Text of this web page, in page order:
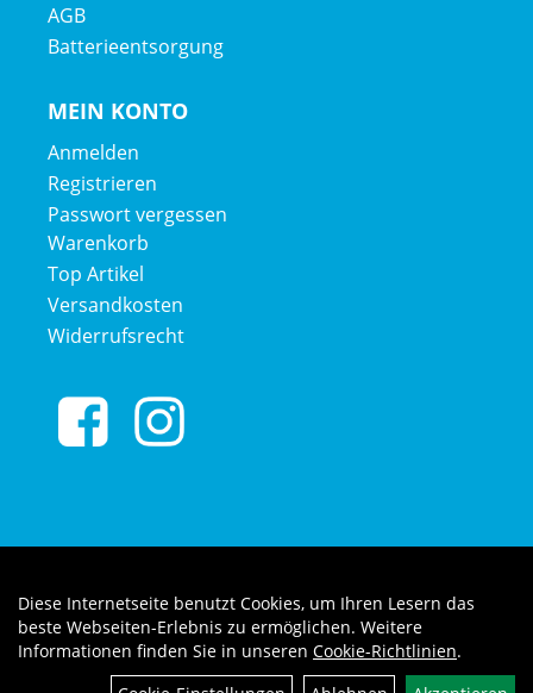
AGB
Batterieentsorgung
MEIN KONTO
Anmelden
Registrieren
Passwort vergessen
Warenkorb
Top Artikel
Versandkosten
Widerrufsrecht
Diese Internetseite benutzt Cookies, um Ihren Lesern das
beste Webseiten-Erlebnis zu ermöglichen. Weitere
Informationen finden Sie in unseren Cookie-Richtlinien.
Auftrag widerrufen